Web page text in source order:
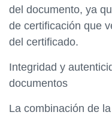
del documento, ya
de certificación que
del certificado.
Integridad y
documentos
La combinación de